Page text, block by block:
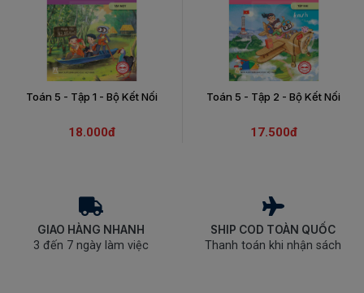
Toán 5 - Tập 1 - Bộ Kết Nối
18.000đ
Toán 5 - Tập 2 - Bộ Kết Nối
17.500đ
GIAO HÀNG NHANH
3 đến 7 ngày làm việc
SHIP COD TOÀN QUỐC
Thanh toán khi nhận sách